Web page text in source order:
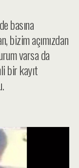
basına
bizim açımızdan
varsa da
bir kayıt